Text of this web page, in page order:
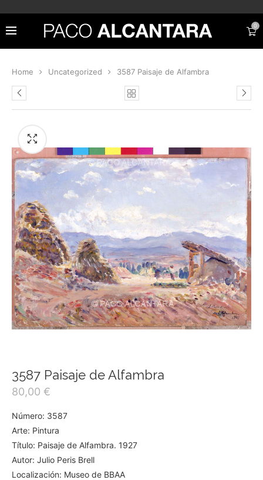
0
Home Uncategorized 3587 Paisaje de Alfambra
3587 Paisaje de Alfambra
80,00 €
Número: 3587
Arte: Pintura
Título: Paisaje de Alfambra. 1927
Autor: Julio Peris Brell
Localización: Museo de BBAA